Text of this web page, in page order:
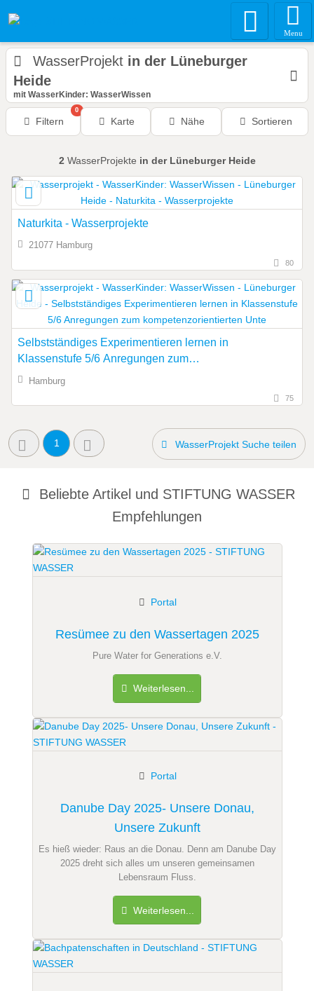
Menu
WasserProjekt in der Lüneburger
Heide
mit WasserKinder: WasserWissen
Filtern
0
Karte Nähe Sortieren
2 WasserProjekte in der Lüneburger Heide
Naturkita - Wasserprojekte
21077 Hamburg
80
Selbstständiges Experimentieren lernen in
Klassenstufe 5/6 Anregungen zum
kompetenzorientierten Unte
Hamburg
75
1 WasserProjekt Suche teilen
Beliebte Artikel und STIFTUNG WASSER
Empfehlungen
Resümee zu den Wassertagen 2025
Portal
Pure Water for Generations e.V.
Weiterlesen...
Danube Day 2025- Unsere Donau,
Unsere Zukunft
Portal
Es hieß wieder: Raus an die Donau. Denn am Danube Day
2025 dreht sich alles um unseren gemeinsamen
Lebensraum Fluss.
Weiterlesen...